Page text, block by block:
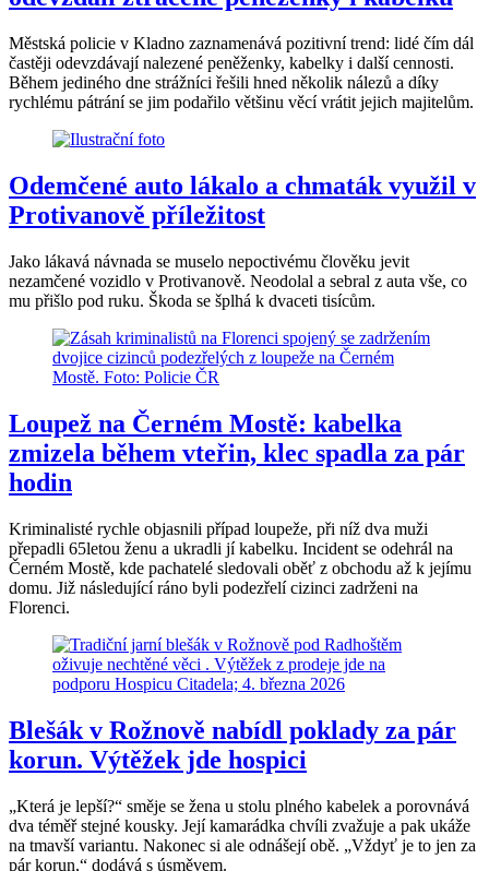
Městská policie v Kladno zaznamenává pozitivní trend: lidé čím dál
častěji odevzdávají nalezené peněženky, kabelky i další cennosti.
Během jediného dne strážníci řešili hned několik nálezů a díky
rychlému pátrání se jim podařilo většinu věcí vrátit jejich majitelům.
Odemčené auto lákalo a chmaták využil v
Protivanově příležitost
Jako lákavá návnada se muselo nepoctivému člověku jevit
nezamčené vozidlo v Protivanově. Neodolal a sebral z auta vše, co
mu přišlo pod ruku. Škoda se šplhá k dvaceti tisícům.
Loupež na Černém Mostě: kabelka
zmizela během vteřin, klec spadla za pár
hodin
Kriminalisté rychle objasnili případ loupeže, při níž dva muži
přepadli 65letou ženu a ukradli jí kabelku. Incident se odehrál na
Černém Mostě, kde pachatelé sledovali oběť z obchodu až k jejímu
domu. Již následující ráno byli podezřelí cizinci zadrženi na
Florenci.
Blešák v Rožnově nabídl poklady za pár
korun. Výtěžek jde hospici
„Která je lepší?“ směje se žena u stolu plného kabelek a porovnává
dva téměř stejné kousky. Její kamarádka chvíli zvažuje a pak ukáže
na tmavší variantu. Nakonec si ale odnášejí obě. „Vždyť je to jen za
pár korun,“ dodává s úsměvem.